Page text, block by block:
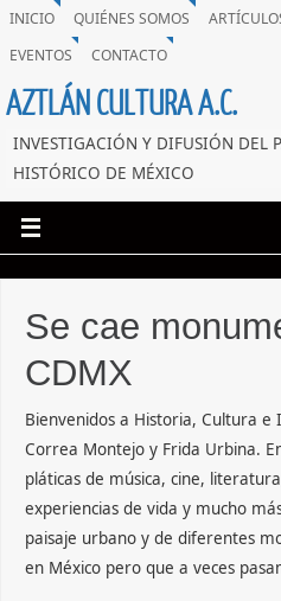
INICIO QUIÉNES SOMOS
EVENTOS
CONTACTO
AZTLÁN CULTURA A.C.
INVESTIGACIÓN Y DIFUSIÓN DEL
HISTÓRICO DE MÉXICO
Se cae
CDMX
Bienvenidos a Historia, Cultura e
Correa Montejo y Frida Urbina.
pláticas de música, cine,
experiencias de vida y mucho
paisaje urbano y de diferentes
en México pero que a veces